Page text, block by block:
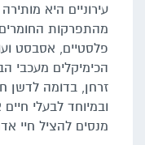
עירוניים היא
מהתפרקות
פלסטיים, אסבסט
הכימיקלים מעכבי
זרחן, בדומה לדשן
ובמיוחד לבעלי
מנסים להציל חיי